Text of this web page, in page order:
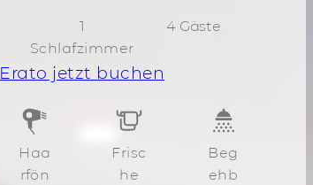
1
Schlafzimmer
4 Gäste
Erato jetzt buchen
Haa
rfön
Frisc
he
Beg
ehb